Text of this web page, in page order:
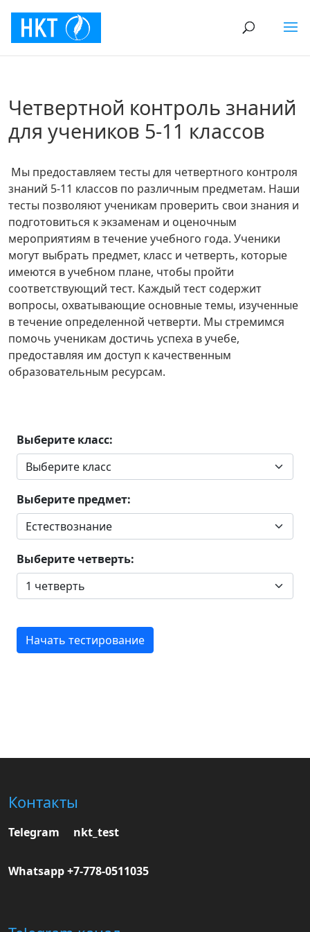
Четвертной контроль знаний
для учеников 5-11 классов
Мы предоставляем тесты для четвертного контроля
знаний 5-11 классов по различным предметам. Наши
тесты позволяют ученикам проверить свои знания и
подготовиться к экзаменам и оценочным
мероприятиям в течение учебного года. Ученики
могут выбрать предмет, класс и четверть, которые
имеются в учебном плане, чтобы пройти
соответствующий тест. Каждый тест содержит
вопросы, охватывающие основные темы, изученные
в течение определенной четверти. Мы стремимся
помочь ученикам достичь успеха в учебе,
предоставляя им доступ к качественным
образовательным ресурсам.
Выберите класс:
Выберите предмет:
Выберите четверть:
Начать тестирование
Контакты
Telegram nkt_test
Whatsapp +7-778-0511035